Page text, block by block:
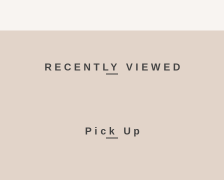
RECENTLY VIEWED
Pick Up